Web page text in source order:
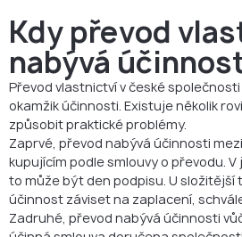
Kdy převod
nabývá
Převod vlastnictví v české
okamžik účinnosti. Existuje několik
způsobit praktické problémy.
Zaprvé, převod nabývá účinnosti
kupujícím podle smlouvy o převodu.
to může být den podpisu. U složitější
účinnost záviset na zaplacení,
Zadruhé, převod nabývá účinnosti